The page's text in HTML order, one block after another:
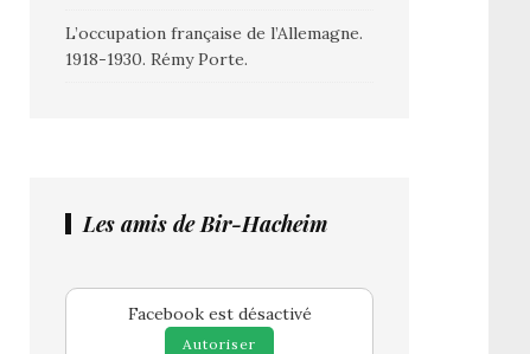
L’occupation française de l’Allemagne.
1918-1930. Rémy Porte.
Les amis de Bir-Hacheim
Facebook est désactivé
Autoriser